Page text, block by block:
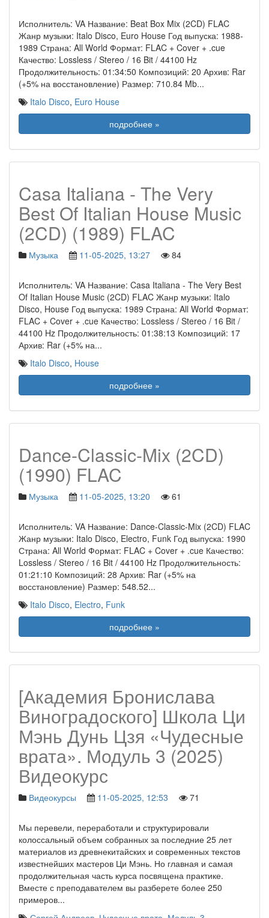
Исполнитель: VA Название: Beat Box Mix (2CD) FLAC
Жанр музыки: Italo Disco, Euro House Год выпуска: 1988-
1989 Страна: All World Формат: FLAC + Cover + .cue
Качество: Lossless / Stereo / 16 Bit / 44100 Hz
Продолжительность: 01:34:50 Композиций: 20 Архив: Rar
(+5% на восстановление) Размер: 710.84 Mb...
Italo Disco, Euro House
подробнее »
Casa Italiana - The Very
Best Of Italian House Music
(2CD) (1989) FLAC
Музыка 11-05-2025, 13:27 84
Исполнитель: VA Название: Casa Italiana - The Very Best
Of Italian House Music (2CD) FLAC Жанр музыки: Italo
Disco, House Год выпуска: 1989 Страна: All World Формат:
FLAC + Cover + .cue Качество: Lossless / Stereo / 16 Bit /
44100 Hz Продолжительность: 01:38:13 Композиций: 17
Архив: Rar (+5% на...
Italo Disco, House
подробнее »
Dance-Classic-Mix (2CD)
(1990) FLAC
Музыка 11-05-2025, 13:20 61
Исполнитель: VA Название: Dance-Classic-Mix (2CD) FLAC
Жанр музыки: Italo Disco, Electro, Funk Год выпуска: 1990
Страна: All World Формат: FLAC + Cover + .cue Качество:
Lossless / Stereo / 16 Bit / 44100 Hz Продолжительность:
01:21:10 Композиций: 28 Архив: Rar (+5% на
восстановление) Размер: 548.52...
Italo Disco, Electro, Funk
подробнее »
[Академия Бронислава
Виноградоского] Школа Ци
Мэнь Дунь Цзя «Чудесные
врата». Модуль 3 (2025)
Видеокурс
Видеокурсы 11-05-2025, 12:53 71
Мы перевели, переработали и структурировали
колоссальный объем собранных за последние 25 лет
материалов из древнекитайских и современных текстов
известнейших мастеров Ци Мэнь. Но главная и самая
продолжительная часть курса посвящена практике.
Вместе с преподавателем вы разберете более 250
примеров...